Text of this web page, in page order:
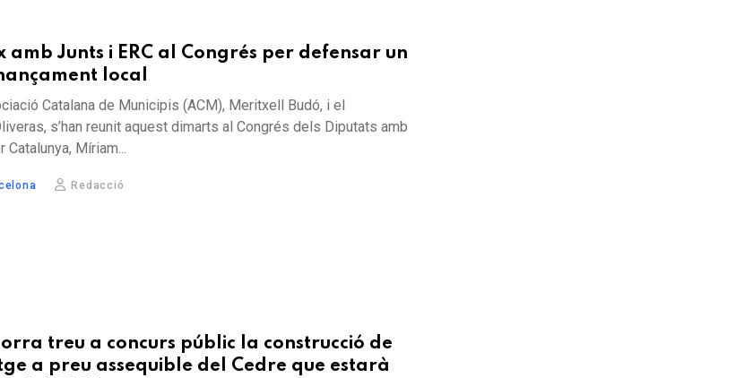
amb Junts i ERC al Congrés per defensar un
local
Catalana de Municipis (ACM), Meritxell Budó, i el
s’han reunit aquest dimarts al Congrés dels Diputats amb
Míriam...
Redacció
treu a concurs públic la construcció de
a preu assequible del Cedre que estarà